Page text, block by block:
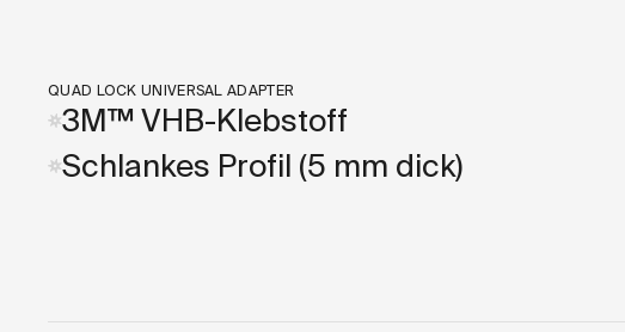
QUAD LOCK UNIVERSAL ADAPTER
3M™ VHB-Klebstoff
Schlankes Profil (5 mm dick)